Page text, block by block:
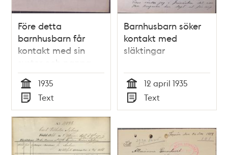
Före detta
barnhusbarn får
kontakt med sin
syster och pappa
Tid
1935
Typ
Text
Barnhusbarn söker
kontakt med
släktingar
Tid
12 april 1935
Typ
Text